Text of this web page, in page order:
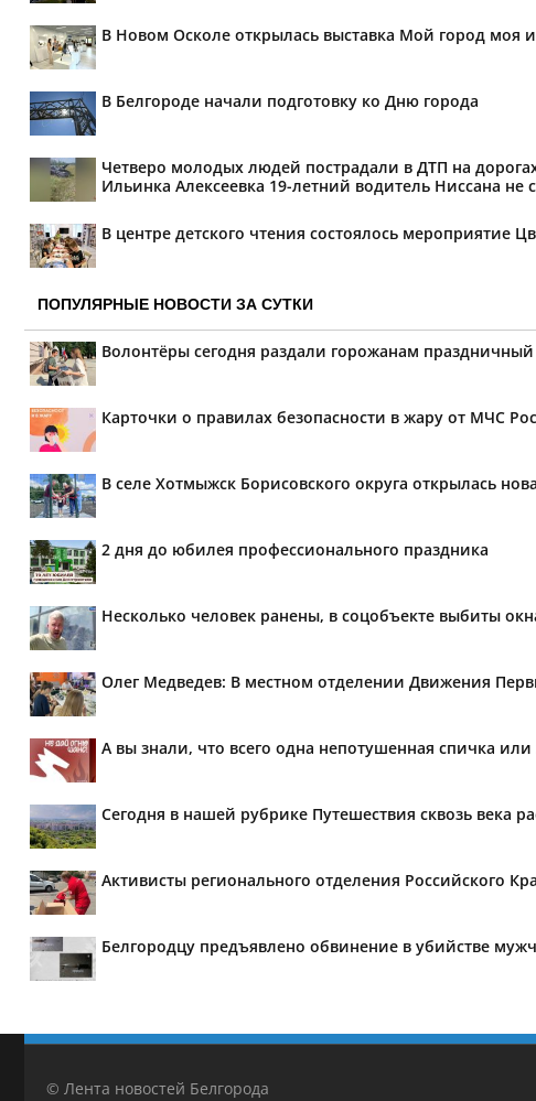
В Новом Осколе открылась выставка Мой город моя
В Белгороде начали подготовку ко Дню города
Четверо молодых людей пострадали в ДТП на
Ильинка Алексеевка 19-летний водитель Ниссана не
В центре детского чтения состоялось мероприятие
ПОПУЛЯРНЫЕ НОВОСТИ ЗА СУТКИ
Волонтёры сегодня раздали горожанам
Карточки о правилах безопасности в жару от МЧС
В селе Хотмыжск Борисовского округа открылась
2 дня до юбилея профессионального праздника
Несколько человек ранены, в соцобъекте выбиты
Олег Медведев: В местном отделении Движения
А вы знали, что всего одна непотушенная спичка
Сегодня в нашей рубрике Путешествия сквозь века
Активисты регионального отделения Российского
Белгородцу предъявлено обвинение в убийстве
© Лента новостей Белгорода